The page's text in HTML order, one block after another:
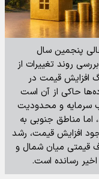
پنجمین سال
روند تغییرات از
می‌دهد آهنگ افزایش قیمت در
حاکی از آن است
سرمایه و محدودیت
اما مناطق جنوبی به
افزایش قیمت، رشد
قیمتی میان شمال و
رسانده است.